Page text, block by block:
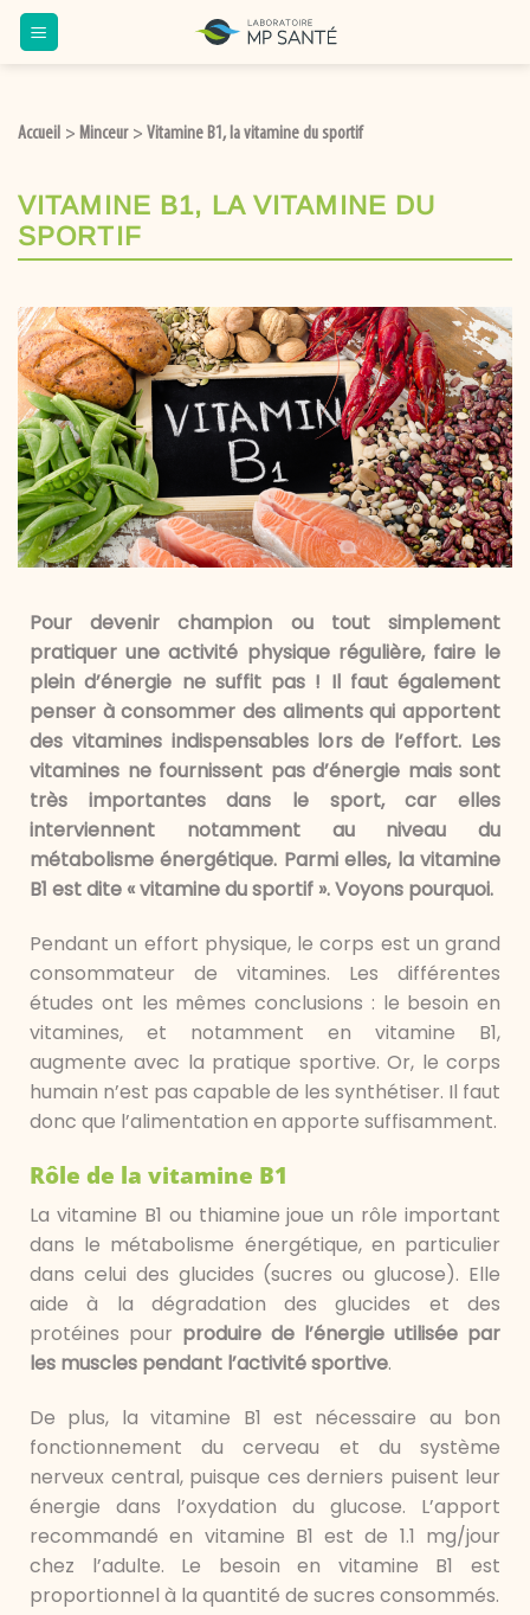
Accueil > Minceur > Vitamine B1, la vitamine du sportif
VITAMINE B1, LA VITAMINE DU
SPORTIF
Pour devenir champion ou tout simplement
pratiquer une activité physique régulière, faire le
plein d’énergie ne suffit pas ! Il faut également
penser à consommer des aliments qui apportent
des vitamines indispensables lors de l’effort. Les
vitamines ne fournissent pas d’énergie mais sont
très importantes dans le sport, car elles
interviennent notamment au niveau du
métabolisme énergétique. Parmi elles, la vitamine
B1 est dite « vitamine du sportif ». Voyons pourquoi.
Pendant un effort physique, le corps est un grand
consommateur de vitamines. Les différentes
études ont les mêmes conclusions : le besoin en
vitamines, et notamment en vitamine B1,
augmente avec la pratique sportive. Or, le corps
humain n’est pas capable de les synthétiser. Il faut
donc que l’alimentation en apporte suffisamment.
Rôle de la vitamine B1
La vitamine B1 ou thiamine joue un rôle important
dans le métabolisme énergétique, en particulier
dans celui des glucides (sucres ou glucose). Elle
aide à la dégradation des glucides et des
protéines pour produire de l’énergie utilisée par
les muscles pendant l’activité sportive.
De plus, la vitamine B1 est nécessaire au bon
fonctionnement du cerveau et du système
nerveux central, puisque ces derniers puisent leur
énergie dans l’oxydation du glucose. L’apport
recommandé en vitamine B1 est de 1.1 mg/jour
chez l’adulte. Le besoin en vitamine B1 est
proportionnel à la quantité de sucres consommés.